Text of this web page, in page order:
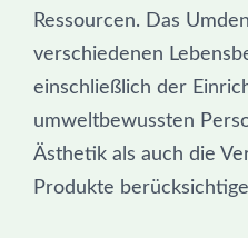
Ressourcen. Das
verschiedenen
einschließlich der
umweltbewussten
Ästhetik als auch die
Produkte